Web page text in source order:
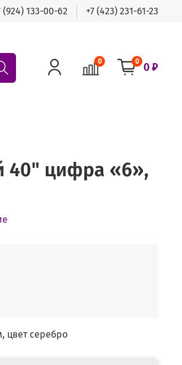
(924) 133-00-62 +7 (423) 231-61-23
0 0 0 ₽
40" цифра «6»,
цвет серебро